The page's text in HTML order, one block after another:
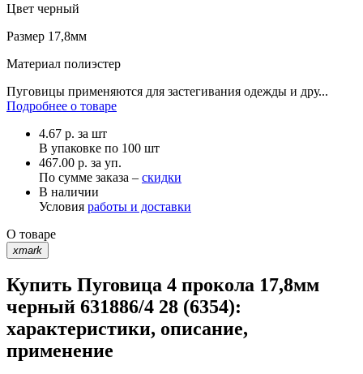
Цвет черный
Размер 17,8мм
Материал полиэстер
Пуговицы применяются для застегивания одежды и дру...
Подробнее о товаре
4.67 р. за шт
В упаковке по 100 шт
467.00 р. за уп.
По сумме заказа – скидки
В наличии
Условия работы и доставки
О товаре
xmark
Купить Пуговица 4 прокола 17,8мм
черный 631886/4 28 (6354):
характеристики, описание,
применение